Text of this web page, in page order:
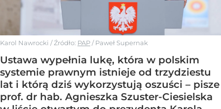
Karol Nawrocki / Źródło: PAP/Paweł Supernak
Ustawa wypełnia lukę, która w polskim
systemie prawnym istnieje od trzydziestu
lat i którą dziś wykorzystują oszuści – pisze
prof. dr hab. Agnieszka Szuster-Ciesielska